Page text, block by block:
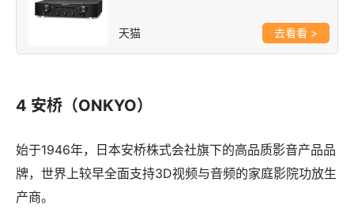
天猫 >
4 安桥（ONKYO）
始于1946年，日本安桥株式会社旗下的高品质影音产品品
牌，世界上较早全面支持3D视频与音频的家庭影院功放生
产商。